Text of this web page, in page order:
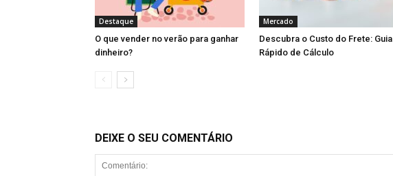
Destaque
O que vender no verão para ganhar
dinheiro?
Mercado
Descubra o Custo do Frete: Guia
Rápido de Cálculo
DEIXE O SEU COMENTÁRIO